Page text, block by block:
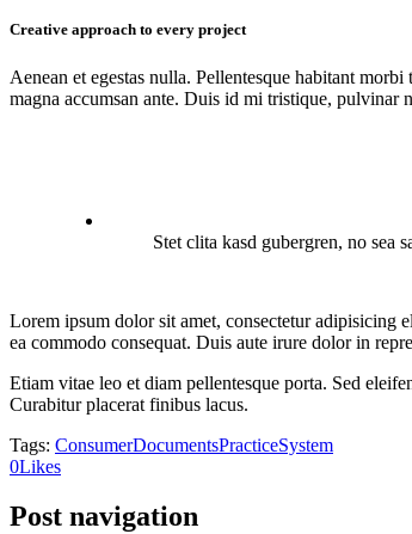
Creative approach to every project
Aenean et egestas nulla. Pellentesque habitant
magna accumsan ante. Duis id mi tristique, pulvinar
Stet clita kasd gubergren, no sea
Lorem ipsum dolor sit amet, consectetur adipisicing
ea commodo consequat. Duis aute irure dolor in
Etiam vitae leo et diam pellentesque porta. Sed
Curabitur placerat finibus lacus.
Tags: ConsumerDocumentsPracticeSystem
0Likes
Post navigation